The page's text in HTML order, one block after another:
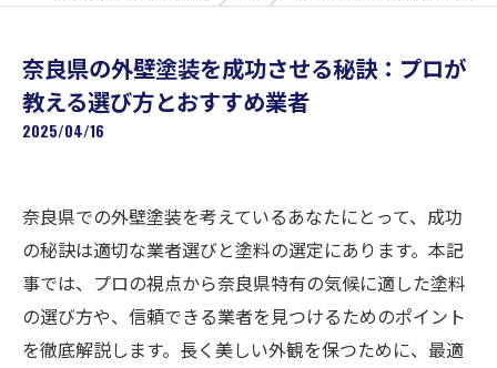
奈良県の外壁塗装を成功させる秘訣：プロが
教える選び方とおすすめ業者
2025/04/16
奈良県での外壁塗装を考えているあなたにとって、成功
の秘訣は適切な業者選びと塗料の選定にあります。本記
事では、プロの視点から奈良県特有の気候に適した塗料
の選び方や、信頼できる業者を見つけるためのポイント
を徹底解説します。長く美しい外観を保つために、最適